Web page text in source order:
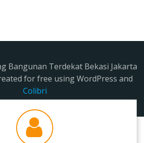
Bangunan Terdekat Bekasi Jakarta
for free using WordPress and
Colibri